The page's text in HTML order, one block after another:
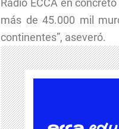
Radio ECCA en
más de 45.000 mil
continentes”, aseveró.